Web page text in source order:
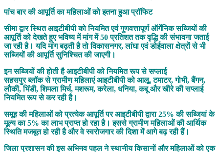
पांच बार की आपूर्ति का महिलाओं को इतना हुआ प्रॉफिट
सीमा द्वार स्थित आइटीबीपी को नियमित एवं गुणवत्तापूर्ण ऑर्गेनिक सब्जियों की
आपूर्ति को देखते हुए भविष्य में मांग में 50 प्रतिशत तक वृद्धि की संभावना जताई
जा रही है। यदि मांग बढ़ती है तो विकासनगर, लांघा एवं डोईवाला क्षेत्रों से भी
सब्जियों की आपूर्ति सुनिश्चित की जाएगी।
इन सब्जियों की होती है आइटीबीपी को नियमित रूप से सप्लाई
सहसपुर ब्लॉक से ग्रामीण महिलाएं आइटीबीपी को आलू, टमाटर, गोभी, बैंगन,
लौकी, भिंडी, शिमला मिर्च, मशरूम, करेला, धनिया, कद्दू और खीरे की सप्लाई
नियमित रूप से कर रही है।
समूह की महिलाओं को प्रत्येक आपूर्ति पर आइटीबीपी द्वारा 25% की सब्जियां के
मूल्य का 5% का लाभ प्राप्त हो रहा है। इससे ग्रामीण महिलाओं की आर्थिक
स्थिति मजबूत हो रही है और वे स्वरोजगार की दिशा में आगे बढ़ रही हैं।
जिला प्रशासन की इस अभिनव पहल ने स्थानीय किसानों और महिलाओं को एक